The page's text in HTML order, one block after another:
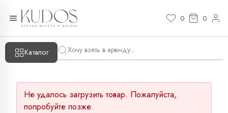
0 0
Каталог
Не удалось загрузить товар. Пожалуйста,
попробуйте позже.